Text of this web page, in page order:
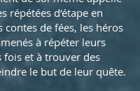
répétées d’étape en
contes de fées, les héros
à répéter leurs
et à trouver des
le but de leur quête.